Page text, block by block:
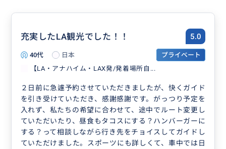
充実したLA観光でした！！ 5.0
40代 日本
プライベート
【LA・アナハイム・LAX発/発着場所自...
２日前に急遽予約させていただきましたが、快くガイド
を引き受けていただき、感謝感謝です。がっつり予定を
入れず、私たちの希望に合わせて、途中でルート変更し
ていただいたり、昼食もタコスにする？ハンバーガーに
する？って相談しながら行き先をチョイスしてガイドし
ていただけました。スポーツにも詳しくて、車中では日